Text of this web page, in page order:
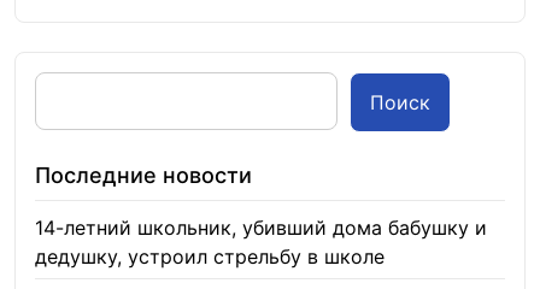
Поиск
Последние новости
14-летний школьник, убивший дома бабушку и
дедушку, устроил стрельбу в школе